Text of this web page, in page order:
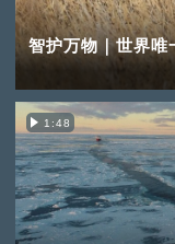
智护万物｜世界唯
1:48